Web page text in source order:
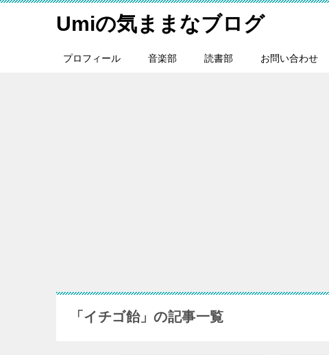
Umiの気ままなブログ
プロフィール 音楽部 読書部 お問い合わせ
「イチゴ飴」の記事一覧